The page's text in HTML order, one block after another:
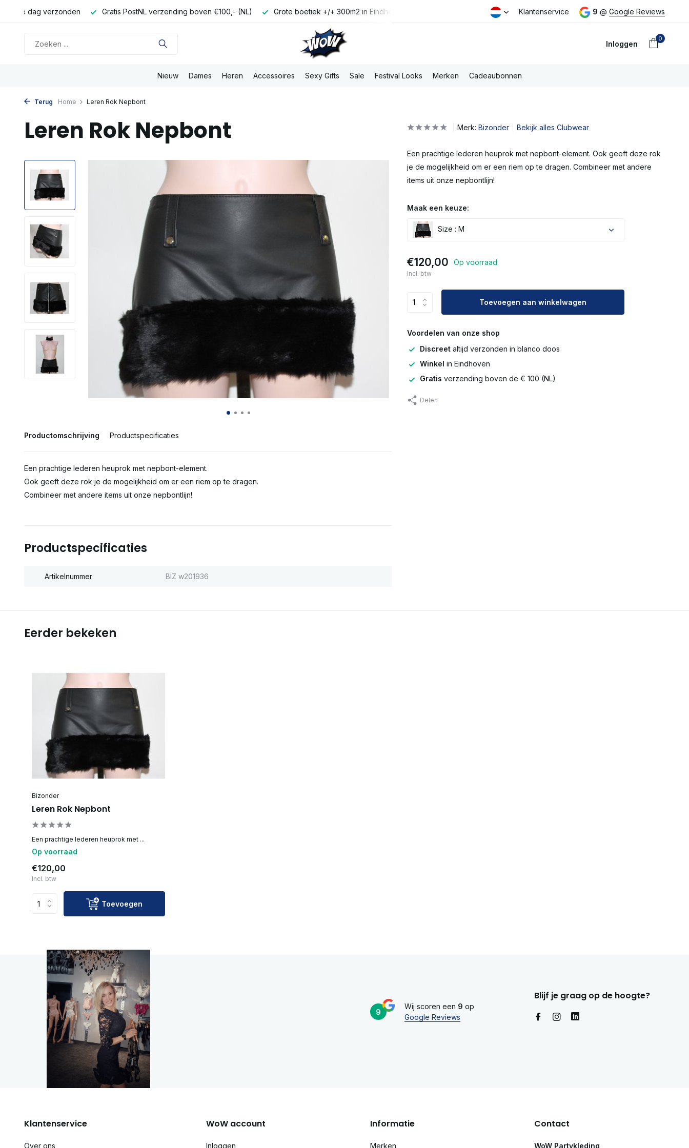
dag verzonden Gratis PostNL verzending boven €100,- (NL) Grote boetiek +/+ 300m2 in Eindhoven Di t/m Za voor 16:00u besteld dezelfde dag verzonden
Klantenservice 9 @ Google Reviews
Inloggen
aanmaken
0
Nieuw Dames Heren Accessoires Sexy Gifts Sale Festival Looks Merken Cadeaubonnen
Terug Home Leren Rok Nepbont
Leren Rok Nepbont
Productomschrijving Productspecificaties
Een prachtige lederen heuprok met nepbont-element.
Ook geeft deze rok je de mogelijkheid om er een riem op te dragen.
Combineer met andere items uit onze nepbontlijn!
Productspecificaties
Artikelnummer BIZ w201936
Merk: Bizonder Bekijk alles Clubwear
Een prachtige lederen heuprok met nepbont-element. Ook geeft deze rok
je de mogelijkheid om er een riem op te dragen. Combineer met andere
items uit onze nepbontlijn!
Maak een keuze:
Size : M
€120,00 Op voorraad
Incl. btw
Toevoegen aan winkelwagen
Voordelen van onze shop
Discreetaltijd verzonden in blanco doos
Winkel in Eindhoven
Gratis verzending boven de € 100 (NL)
Delen
Eerder bekeken
Bizonder
Leren Rok Nepbont
Een prachtige lederen heuprok met ...
Op voorraad
€120,00
Incl. btw
Toevoegen
9
Wij scoren een 9 op
Google Reviews
Blijf je graag op de hoogte?
Klantenservice
Over ons
WoW account
Inloggen
Informatie
Merken
Contact
WoW Partykleding